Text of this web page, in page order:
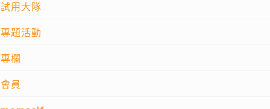
試用大隊
專題活動
專欄
會員